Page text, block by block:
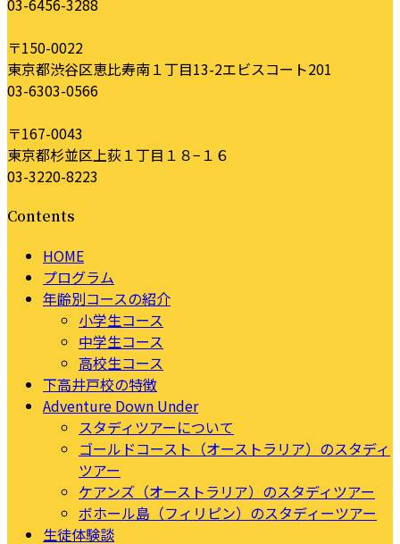
03-6456-3288
〒150-0022
東京都渋谷区恵比寿南１丁目13-2エビスコート201
03-6303-0566
〒167-0043
東京都杉並区上荻１丁目１８−１６
03-3220-8223
Contents
HOME
プログラム
年齢別コースの紹介
小学生コース
中学生コース
高校生コース
下高井戸校の特徴
Adventure Down Under
スタディツアーについて
ゴールドコースト（オーストラリア）のスタディ
ツアー
ケアンズ（オーストラリア）のスタディツアー
ボホール島（フィリピン）のスタディーツアー
生徒体験談